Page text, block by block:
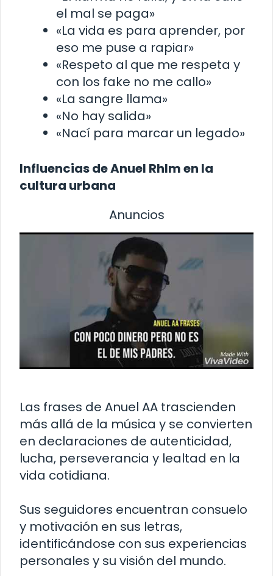
el mal se paga»
«La vida es para aprender, por
eso me puse a rapiar»
«Respeto al que me respeta y
con los fake no me callo»
«La sangre llama»
«No hay salida»
«Nací para marcar un legado»
Influencias de Anuel Rhlm en la
cultura urbana
Anuncios
Las frases de Anuel AA trascienden
más allá de la música y se convierten
en declaraciones de autenticidad,
lucha, perseverancia y lealtad en la
vida cotidiana.
Sus seguidores encuentran consuelo
y motivación en sus letras,
identificándose con sus experiencias
personales y su visión del mundo.